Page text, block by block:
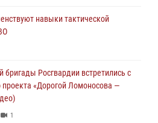
навыки тактической
Росгвардии встретились с
проекта «Дорогой Ломоносова —
1